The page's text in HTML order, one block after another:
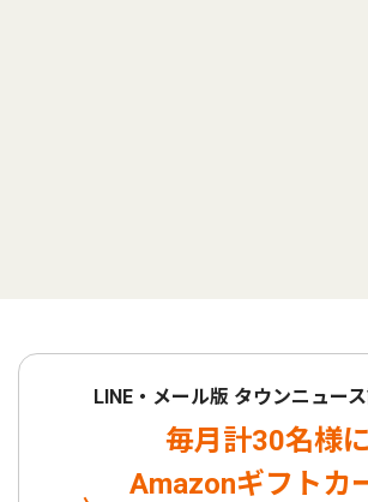
LINE・メール版 タウンニュー
毎月計30名様に
Amazonギフトカ